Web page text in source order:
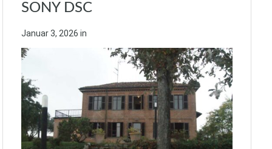
SONY DSC
Januar 3, 2026 in